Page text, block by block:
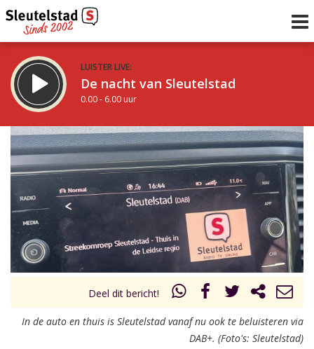
LUISTER LIVE:
De nacht van Sleutelstad
0.00 - 6.00 uur
STRAKS:
De ochtend van Sleutelstad
6.00 - 12.00 uur
Vorig uur
uur 1 van 0 Volgend uur
Deel dit bericht!
In de auto en thuis is Sleutelstad vanaf nu ook te beluisteren via
DAB+. (Foto's: Sleutelstad)